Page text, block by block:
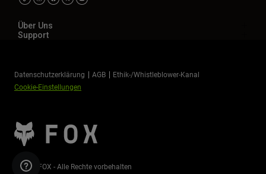
Über Uns
Support
Datenschutzerklärung AGB
Ethik-/Whistleblower-Kanal
Cookie-Einstellungen
©2026 FOX - Alle Rechte vorbehalten